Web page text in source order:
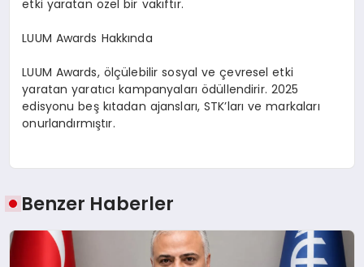
etki yaratan özel bir vakıftır.
LUUM Awards Hakkında
LUUM Awards, ölçülebilir sosyal ve çevresel etki
yaratan yaratıcı kampanyaları ödüllendirir. 2025
edisyonu beş kıtadan ajansları, STK’ları ve markaları
onurlandırmıştır.
Benzer Haberler